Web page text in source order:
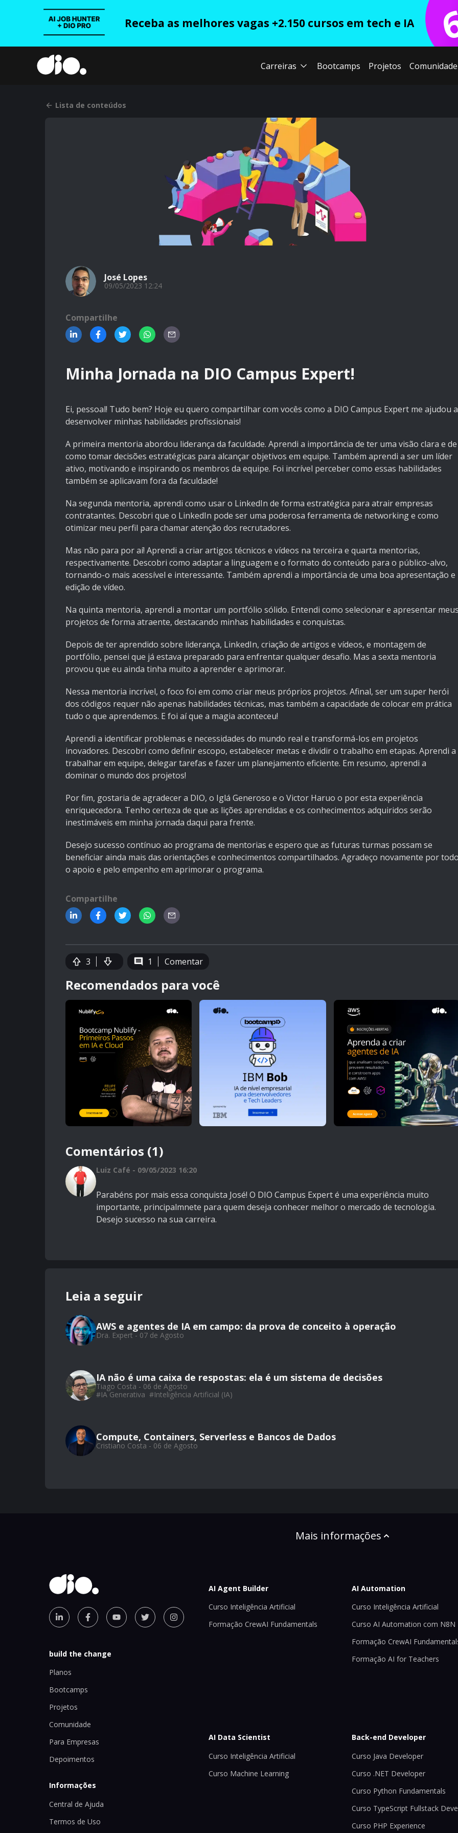
Receba as melhores vagas +2.150 cursos em tech e IA
Carreiras Bootcamps Projetos Comunidade
Lista de conteúdos
José Lopes
09/05/2023 12:24
Compartilhe
Minha Jornada na DIO Campus Expert!
Ei, pessoal! Tudo bem? Hoje eu quero compartilhar com vocês como a DIO Campus Expert me ajudou a
desenvolver minhas habilidades profissionais!
A primeira mentoria abordou liderança da faculdade. Aprendi a importância de ter uma visão clara e de
como tomar decisões estratégicas para alcançar objetivos em equipe. Também aprendi a ser um líder
ativo, motivando e inspirando os membros da equipe. Foi incrível perceber como essas habilidades
também se aplicavam fora da faculdade!
Na segunda mentoria, aprendi como usar o LinkedIn de forma estratégica para atrair empresas
contratantes. Descobri que o LinkedIn pode ser uma poderosa ferramenta de networking e como
otimizar meu perfil para chamar atenção dos recrutadores.
Mas não para por aí! Aprendi a criar artigos técnicos e vídeos na terceira e quarta mentorias,
respectivamente. Descobri como adaptar a linguagem e o formato do conteúdo para o público-alvo,
tornando-o mais acessível e interessante. Também aprendi a importância de uma boa apresentação e
edição de vídeo.
Na quinta mentoria, aprendi a montar um portfólio sólido. Entendi como selecionar e apresentar
projetos de forma atraente, destacando minhas habilidades e conquistas.
Depois de ter aprendido sobre liderança, LinkedIn, criação de artigos e vídeos, e montagem de
portfólio, pensei que já estava preparado para enfrentar qualquer desafio. Mas a sexta mentoria
provou que eu ainda tinha muito a aprender e aprimorar.
Nessa mentoria incrível, o foco foi em como criar meus próprios projetos. Afinal, ser um super herói
dos códigos requer não apenas habilidades técnicas, mas também a capacidade de colocar em prática
tudo o que aprendemos. E foi aí que a magia aconteceu!
Aprendi a identificar problemas e necessidades do mundo real e transformá-los em projetos
inovadores. Descobri como definir escopo, estabelecer metas e dividir o trabalho em etapas. Aprendi a
trabalhar em equipe, delegar tarefas e fazer um planejamento eficiente. Em resumo, aprendi a
dominar o mundo dos projetos!
Por fim, gostaria de agradecer a DIO, o Iglá Generoso e o Victor Haruo o por esta experiência
enriquecedora. Tenho certeza de que as lições aprendidas e os conhecimentos adquiridos serão
inestimáveis ​​em minha jornada daqui para frente.
Desejo sucesso contínuo ao programa de mentorias e espero que as futuras turmas possam se
beneficiar ainda mais das orientações e conhecimentos compartilhados. Agradeço novamente por
o apoio e pelo empenho em aprimorar o programa.
Compartilhe
3 1 Comentar
Recomendados para você
Comentários (1)
Luiz Café - 09/05/2023 16:20
Parabéns por mais essa conquista José! O DIO Campus Expert é uma experiência muito
importante, principalmnete para quem deseja conhecer melhor o mercado de tecnologia.
Desejo sucesso na sua carreira.
Leia a seguir
AWS e agentes de IA em campo: da prova de conceito à operação
Dra. Expert - 07 de Agosto
IA não é uma caixa de respostas: ela é um sistema de decisões
Tiago Costa - 06 de Agosto
#IA Generativa #Inteligência Artificial (IA)
Compute, Containers, Serverless e Bancos de Dados
Cristiano Costa - 06 de Agosto
Mais informações
build the change
Planos
Bootcamps
Projetos
Comunidade
Para Empresas
Depoimentos
Informações
Central de Ajuda
Termos de Uso
AI Agent Builder
Curso Inteligência Artificial
Formação CrewAI Fundamentals
AI Automation
Curso Inteligência Artificial
Curso AI Automation com N8N
Formação CrewAI
Formação AI for Teachers
AI Data Scientist
Curso Inteligência Artificial
Curso Machine Learning
Back-end Developer
Curso Java Developer
Curso .NET Developer
Curso Python Fundamentals
Curso TypeScript Fullstack
Curso PHP Experience